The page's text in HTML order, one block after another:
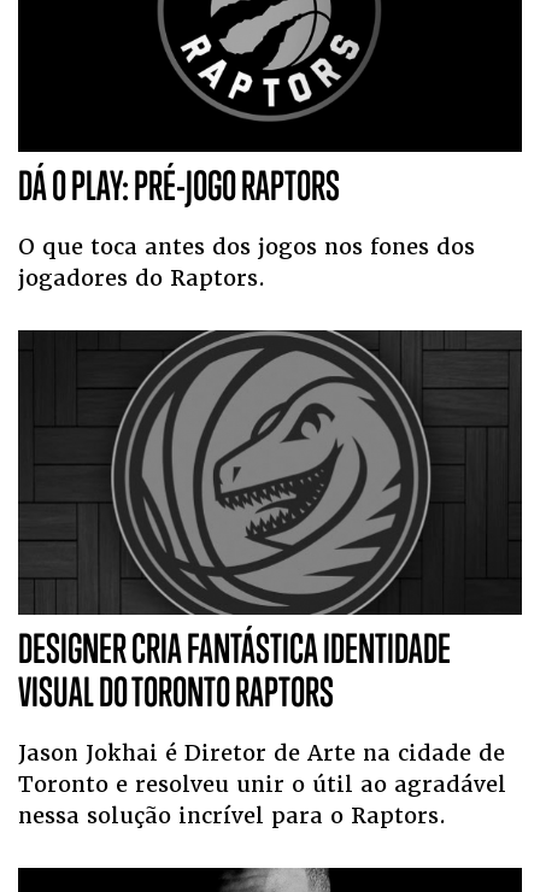
DÁ O PLAY: PRÉ-JOGO RAPTORS
O que toca antes dos jogos nos fones dos
jogadores do Raptors.
DESIGNER CRIA FANTÁSTICA IDENTIDADE
VISUAL DO TORONTO RAPTORS
Jason Jokhai é Diretor de Arte na cidade de
Toronto e resolveu unir o útil ao agradável
nessa solução incrível para o Raptors.